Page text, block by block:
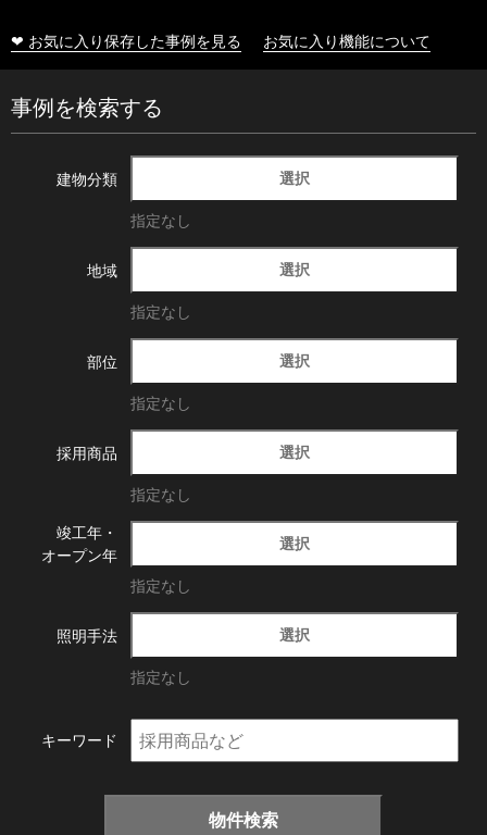
❤ お気に入り保存した事例を見る お気に入り機能について
事例を検索する
建物分類 選択
指定なし
地域 選択
指定なし
部位 選択
指定なし
採用商品 選択
指定なし
竣工年・
オープン年
選択
指定なし
照明手法 選択
指定なし
キーワード
物件検索